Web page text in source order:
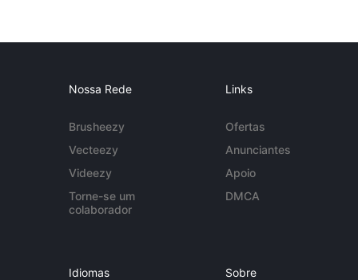
Nossa Rede
Brusheezy
Vecteezy
Videezy
Torne-se um
colaborador
Links
Ofertas
Anunciantes
Apoio
DMCA
Idiomas Sobre